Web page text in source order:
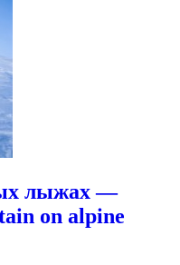
лыжах —
on alpine